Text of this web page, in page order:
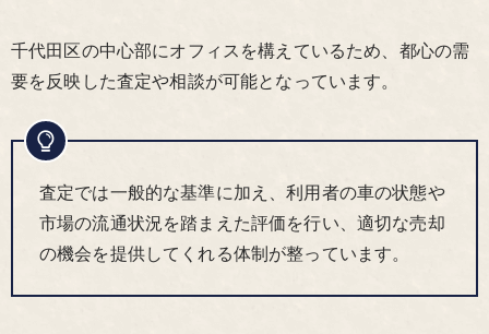
千代田区の中心部にオフィスを構えているため、都心の需
要を反映した査定や相談が可能となっています。
査定では一般的な基準に加え、利用者の車の状態や
市場の流通状況を踏まえた評価を行い、適切な売却
の機会を提供してくれる体制が整っています。